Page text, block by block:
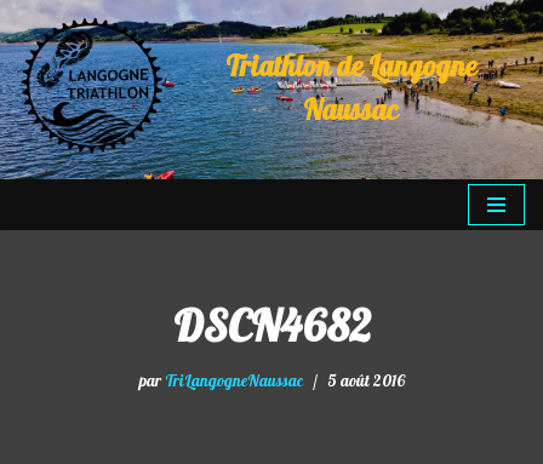
Aller
au
contenu
Triathlon de Langogne
Naussac
DSCN4682
par TriLangogneNaussac 5 août 2016